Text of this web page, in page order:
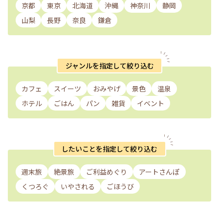
京都 東京 北海道 沖縄 神奈川
静岡
山梨
長野 奈良 鎌倉
ジャンルを指定して絞り込む
カフェ スイーツ おみやげ 景色
温泉
ホテル
ごはん パン 雑貨 イベント
したいことを指定して絞り込む
週末旅 絶景旅 ご利益めぐり
アートさんぽ
くつろぐ
いやされる ごほうび